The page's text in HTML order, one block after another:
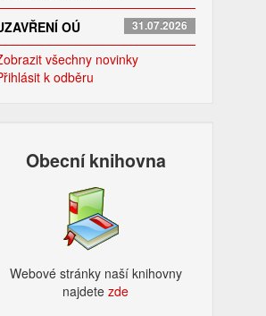
OÚ 31.07.2026
všechny novinky
k odběru
Obecní knihovna
Webové stránky naší knihovny
najdetezde​